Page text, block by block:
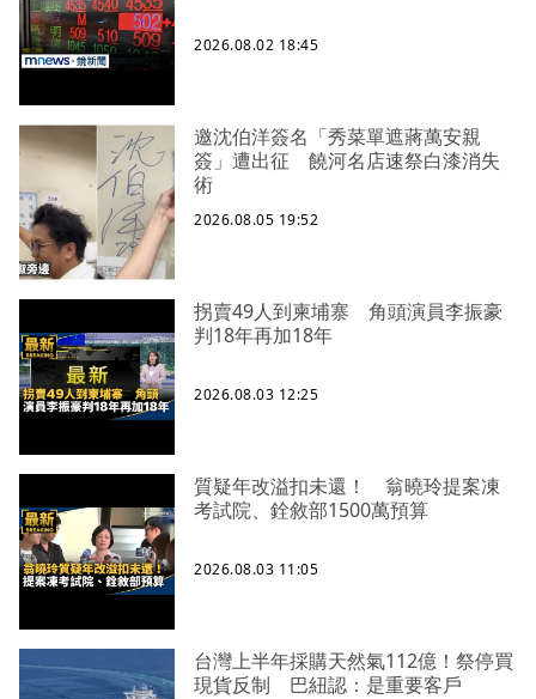
2026.08.02 18:45
邀沈伯洋簽名「秀菜單遮蔣萬安親
簽」遭出征 饒河名店速祭白漆消失
術
2026.08.05 19:52
拐賣49人到柬埔寨 角頭演員李振豪
判18年再加18年
2026.08.03 12:25
質疑年改溢扣未還！ 翁曉玲提案凍
考試院、銓敘部1500萬預算
2026.08.03 11:05
台灣上半年採購天然氣112億！祭停買
現貨反制 巴紐認：是重要客戶